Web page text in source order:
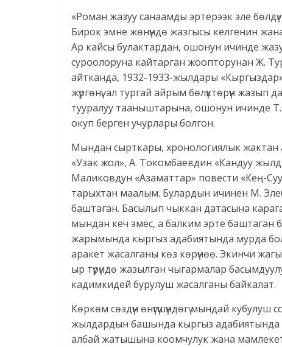
«Роман жазуу санаамды эртерээк эле
Бирок эмне жөнүндө жазгысы келгенин
Ар кайсы булактардан, ошонун ичинде
суроолоруна кайтарган жоопторунан Ж.
айтканда, 1932-1933-жылдары
жүргөнү, ал тургай айрым бөлүктөрүн жазып
тууралуу тааныштарына, ошонун ичинде
окуп берген учурлары болгон.
Мындан сырткары, хронологиялык
«Узак жол», А. Токомбаевдин «Кандуу
Маликовдун «Азаматтар» повести «Кең-
тарыхтан маалым. Булардын ичинен М.
баштаган. Басылып чыккан датасына
мындан кеч эмес, а балким эрте
жарымында кыргыз адабиятында мурда
аракет жасалганы көз көрүнөө. Экинчи
ыр түрүндө жазылган чыгармалар
кадимкидей бурулуш жасалганы байкалат.
Көркөм сөздүн өнүгүшүндөгү мындай
жылдардын башында кыргыз адабиятында
албай жатышына коомчулук жана мамлекет